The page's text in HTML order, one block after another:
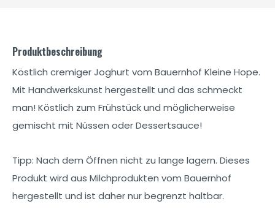
Produktbeschreibung
Köstlich cremiger Joghurt vom Bauernhof Kleine Hope.
Mit Handwerkskunst hergestellt und das schmeckt
man! Köstlich zum Frühstück und möglicherweise
gemischt mit Nüssen oder Dessertsauce!
Tipp: Nach dem Öffnen nicht zu lange lagern. Dieses
Produkt wird aus Milchprodukten vom Bauernhof
hergestellt und ist daher nur begrenzt haltbar.